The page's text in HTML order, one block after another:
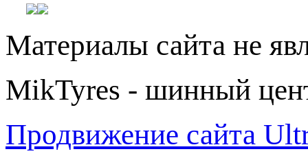
Материалы сайта не
MikTyres - шинный
Продвижение сайта